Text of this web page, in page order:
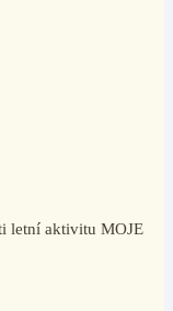
letní aktivitu MOJE